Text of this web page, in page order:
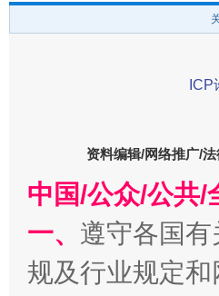
资料编辑/网络推广/法
中国/公众/公共/
一、 遵守各国
规及行业规定